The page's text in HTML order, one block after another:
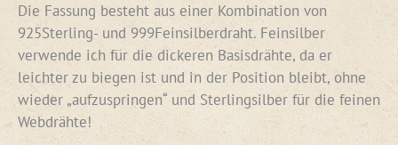
Die Fassung besteht aus einer Kombination von
925Sterling- und 999Feinsilberdraht. Feinsilber
verwende ich für die dickeren Basisdrähte, da er
leichter zu biegen ist und in der Position bleibt, ohne
wieder „aufzuspringen“ und Sterlingsilber für die feinen
Webdrähte!